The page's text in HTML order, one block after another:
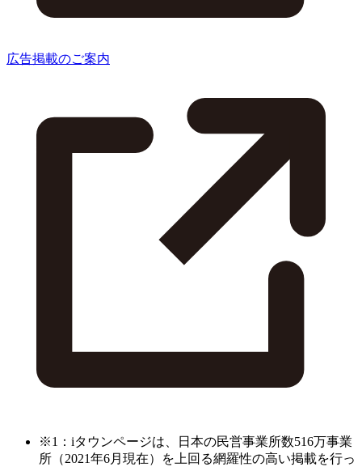
広告掲載のご案内
※1：iタウンページは、日本の民営事業所数516万事業
所（2021年6月現在）を上回る網羅性の高い掲載を行っ